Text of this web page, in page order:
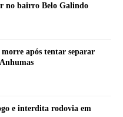
no bairro Belo Galindo
após tentar separar
e interdita rodovia em